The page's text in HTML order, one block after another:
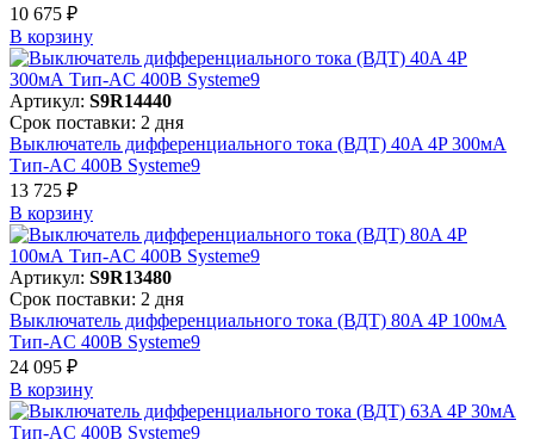
10 675 ₽
В корзинy
Артикул: S9R14440
Срок поставки: 2 дня
Выключатель дифференциального тока (ВДТ) 40A 4P 300мА
Тип-AC 400В Systeme9
13 725 ₽
В корзинy
Артикул: S9R13480
Срок поставки: 2 дня
Выключатель дифференциального тока (ВДТ) 80A 4P 100мА
Тип-AC 400В Systeme9
24 095 ₽
В корзинy